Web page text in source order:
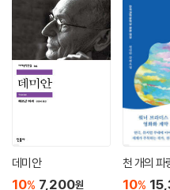
데미안
10% 7,200원
천 개의 파
10%